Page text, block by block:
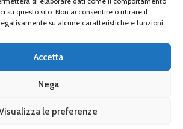
su questo sito. Non acconsentire o ritirare il
su alcune caratteristiche e funzioni.
Accetta
Nega
le preferenze
035 891549
IL PELO DI FRATUS GIUSEPPE -
Cookies–